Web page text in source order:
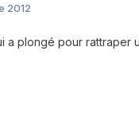
2012
a plongé pour rattraper